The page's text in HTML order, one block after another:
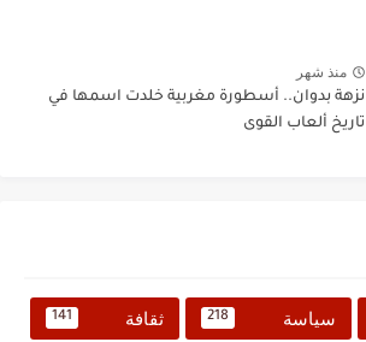
منذ شهر
نزهة بدوان.. أسطورة مغربية خلدت اسمها في
تاريخ ألعاب القوى
سياسة 218 ثقافة 141